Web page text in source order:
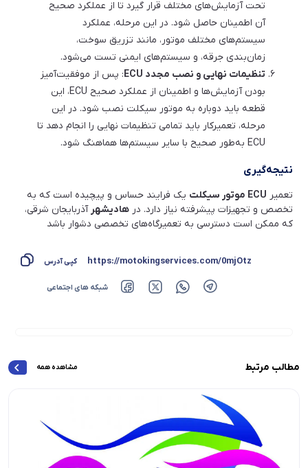
تحت آزمایش‌های مختلف قرار گیرد تا از عملکرد صحیح
آن اطمینان حاصل شود. در این مرحله، عملکرد
سیستم‌های مختلف موتور، مانند تزریق سوخت،
زمان‌بندی جرقه، و سیستم‌های ایمنی تست می‌شود.
تنظیمات نهایی و نصب مجدد ECU
: پس از موفقیت‌آمیز
بودن آزمایش‌ها و اطمینان از عملکرد صحیح ECU، این
قطعه باید دوباره به موتور سیکلت نصب شود. در این
مرحله، تعمیرکار باید تمامی تنظیمات نهایی را انجام دهد تا
ECU به‌طور صحیح با سایر سیستم‌ها هماهنگ شود.
نتیجه‌گیری
تعمیر ECU موتور سیکلت
یک فرایند حساس و پیچیده است که به
تخصص و تجهیزات پیشرفته نیاز دارد. در هادیشهر آذربایجان شرقی،
که ممکن است دسترسی به تعمیرگاه‌های تخصصی دشوار باشد
https://motokingservices.com/0mjOtz کپی آدرس
شبکه های اجتماعی
مطالب مرتبط مشاهده همه